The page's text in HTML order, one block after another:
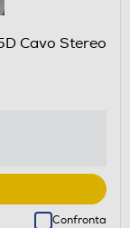
Cavo Stereo
Confronta